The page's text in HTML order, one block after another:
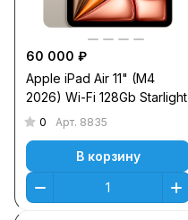
60 000 ₽
Apple iPad Air 11" (M4
2026) Wi-Fi 128Gb Starlight
0 Арт. 8835
В корзину